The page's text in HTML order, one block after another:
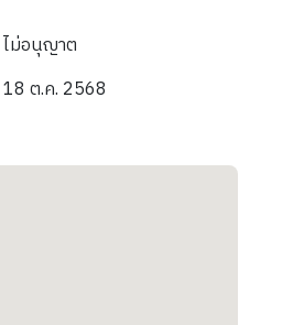
ไม่อนุญาต
18 ต.ค. 2568